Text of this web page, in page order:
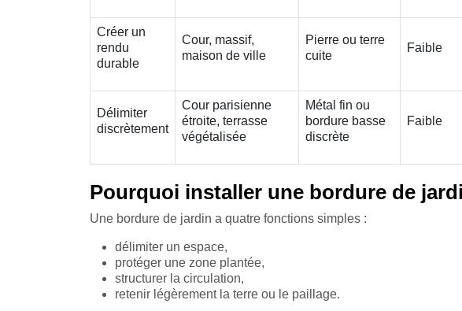
Créer un
rendu
durable
Cour, massif,
maison de ville
Pierre ou terre
cuite
Faible
Délimiter
discrètement
Cour parisienne
étroite, terrasse
végétalisée
Métal fin ou
bordure basse
discrète
Faible
Pourquoi installer une bordure de
Une bordure de jardin a quatre fonctions simples :
délimiter un espace,
protéger une zone plantée,
structurer la circulation,
retenir légèrement la terre ou le paillage.